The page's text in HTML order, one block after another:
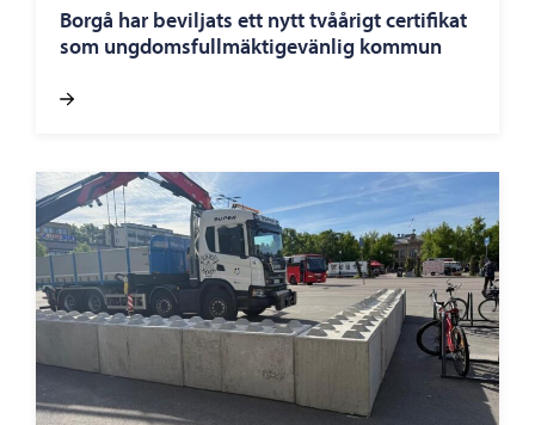
Borgå har beviljats ett nytt tvåårigt certifikat
som ungdomsfullmäktigevänlig kommun